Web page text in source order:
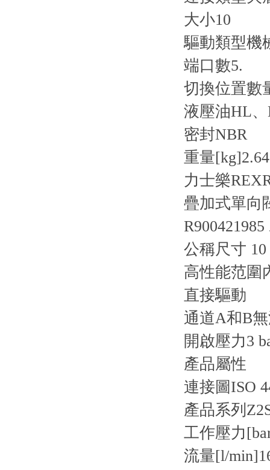
大小10
驅動類型機
端口數5.
切換位置數
液壓油HL、
密封NBR
重量[kg]2.64
力士樂
疊加式單向
公稱尺寸
高性能范圍
直接驅動
通道A和B
開啟壓力3
產品屬性
連接圖ISO
產品系列
工作壓力
流量[l/min]